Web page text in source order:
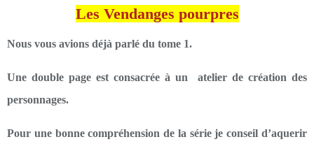
Les Vendanges pourpres
Nous vous avions déjà parlé du tome 1.
Une double page est consacrée à un atelier de création des
personnages.
Pour une bonne compréhension de la série je conseil d’aquerir